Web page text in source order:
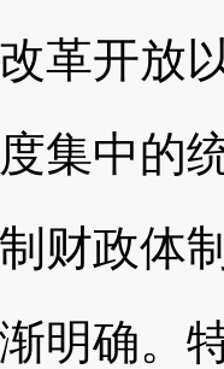
开放以
集中的
财政体
明确。